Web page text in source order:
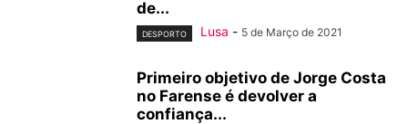
de...
DESPORTO Lusa - 5 de Março de 2021
Primeiro objetivo de Jorge Costa
no Farense é devolver a
confiança...